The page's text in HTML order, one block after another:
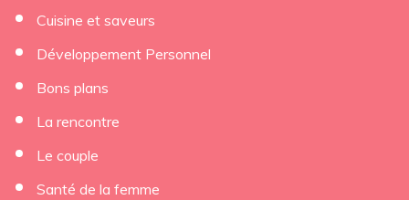
Cuisine et saveurs
Développement Personnel
Bons plans
La rencontre
Le couple
Santé de la femme